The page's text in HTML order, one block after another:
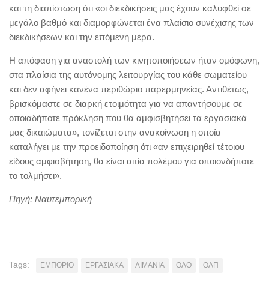
και τη διαπίστωση ότι «οι διεκδικήσεις μας έχουν καλυφθεί σε
μεγάλο βαθμό και διαμορφώνεται ένα πλαίσιο συνέχισης των
διεκδικήσεων και την επόμενη μέρα.
Η απόφαση για αναστολή των κινητοποιήσεων ήταν ομόφωνη,
στα πλαίσια της αυτόνομης λειτουργίας του κάθε σωματείου
και δεν αφήνει κανένα περιθώριο παρερμηνείας. Αντιθέτως,
βρισκόμαστε σε διαρκή ετοιμότητα για να απαντήσουμε σε
οποιαδήποτε πρόκληση που θα αμφισβητήσει τα εργασιακά
μας δικαιώματα», τονίζεται στην ανακοίνωση η οποία
καταλήγει με την προειδοποίηση ότι «αν επιχειρηθεί τέτοιου
είδους αμφισβήτηση, θα είναι αιτία πολέμου για οποιονδήποτε
το τολμήσει».
Πηγή: Ναυτεμπορική
Tags: ΕΜΠΟΡΙΟ ΕΡΓΑΣΙΑΚΑ ΛΙΜΑΝΙΑ ΟΛΘ ΟΛΠ